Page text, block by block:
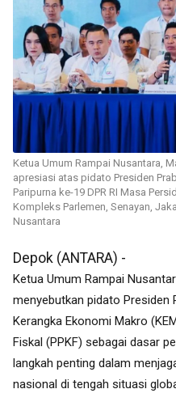
Ketua Umum Rampai Nusantara,
apresiasi atas pidato Presiden
Paripurna ke-19 DPR RI Masa
Kompleks Parlemen, Senayan,
Nusantara
Depok (ANTARA) -
Ketua Umum Rampai
menyebutkan pidato Presiden
Kerangka Ekonomi Makro
Fiskal (PPKF) sebagai dasar
langkah penting dalam
nasional di tengah situasi